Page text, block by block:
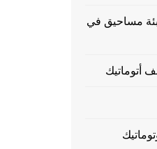
مساحيق في
أتوماتيك